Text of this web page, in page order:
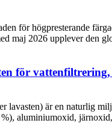
för högpresterande
maj 2026 upplever den
för
lavasten) är en naturlig
aluminiumoxid,